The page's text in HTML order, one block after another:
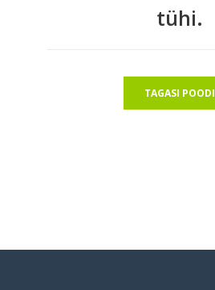
tühi.
TAGASI POODI